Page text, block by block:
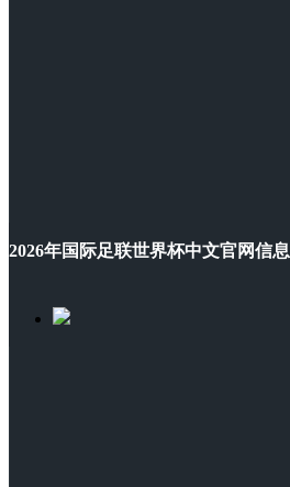
2026年国际足联世界杯中文官网信息